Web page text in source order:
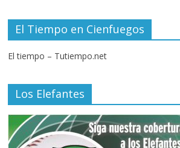
El Tiempo en Cienfuegos
El tiempo – Tutiempo.net
Los Elefantes